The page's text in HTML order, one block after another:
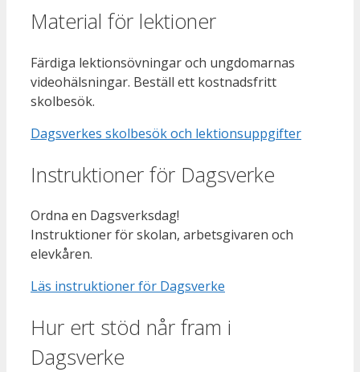
Material för lektioner
Färdiga lektionsövningar och ungdomarnas
videohälsningar. Beställ ett kostnadsfritt
skolbesök.
Dagsverkes skolbesök och lektionsuppgifter
Instruktioner för Dagsverke
Ordna en Dagsverksdag!
Instruktioner för skolan, arbetsgivaren och
elevkåren.
Läs instruktioner för Dagsverke
Hur ert stöd når fram i
Dagsverke